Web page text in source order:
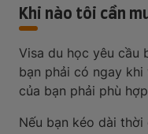
Khi nào tôi cần
Visa du học yêu cầu
bạn phải có ngay khi
của bạn phải phù
Nếu bạn kéo dài